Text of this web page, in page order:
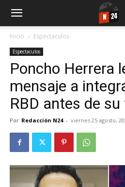
Inicio Espectaculos
Espectaculos
Poncho Herrera
mensaje a
RBD antes de
Por Redacción N24 - viernes 25 agosto,